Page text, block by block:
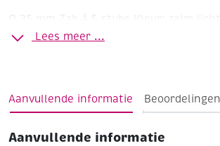
Ø 35 mm Zak à 5 stuks
Lees meer ...
Aanvullende informatie
Aanvullende informatie